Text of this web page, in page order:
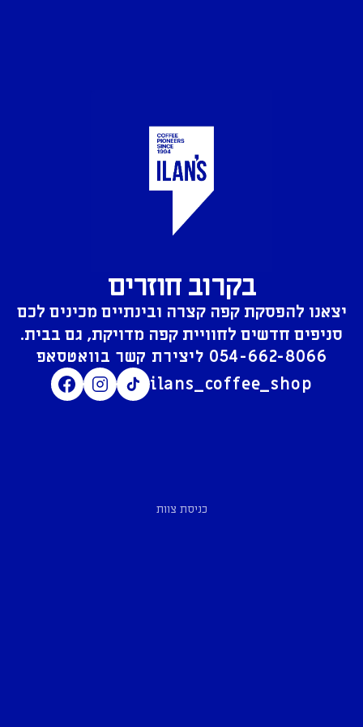
בקרוב חוזרים
יצאנו להפסקת קפה קצרה ובינתיים מכינים לכם
סניפים חדשים לחוויית קפה מדויקת, גם בבית.
054-662-8066
ilans_coffee_shop
כניסת צוות